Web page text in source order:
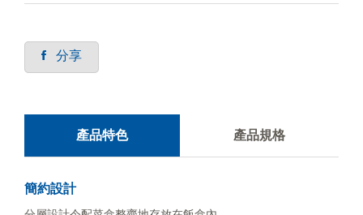
分享
產品特色 產品規格
簡約設計